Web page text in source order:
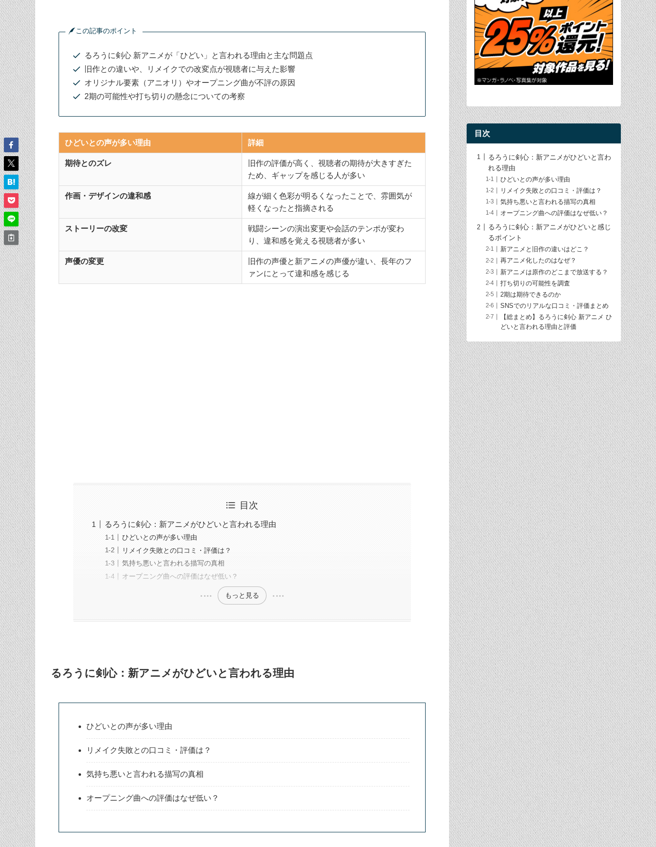
この記事のポイント
るろうに剣心 新アニメが「ひどい」と言われる理由と主な問題点
旧作との違いや、リメイクでの改変点が視聴者に与えた影響
オリジナル要素（アニオリ）やオープニング曲が不評の原因
2期の可能性や打ち切りの懸念についての考察
ひどいとの声が多い理由 詳細
期待とのズレ
旧作の評価が高く、視聴者の期待が大きすぎた
ため、ギャップを感じる人が多い
作画・デザインの違和感
線が細く色彩が明るくなったことで、雰囲気が
軽くなったと指摘される
ストーリーの改変
戦闘シーンの演出変更や会話のテンポが変わ
り、違和感を覚える視聴者が多い
声優の変更
旧作の声優と新アニメの声優が違い、長年のフ
ァンにとって違和感を感じる
目次
るろうに剣心：新アニメがひどいと言われる理由
ひどいとの声が多い理由
リメイク失敗との口コミ・評価は？
気持ち悪いと言われる描写の真相
オープニング曲への評価はなぜ低い？
もっと見る
るろうに剣心：新アニメがひどいと言われる理由
ひどいとの声が多い理由
リメイク失敗との口コミ・評価は？
気持ち悪いと言われる描写の真相
オープニング曲への評価はなぜ低い？
目次
るろうに剣心：新アニメがひどいと言わ
れる理由
ひどいとの声が多い理由
リメイク失敗との口コミ・評価は？
気持ち悪いと言われる描写の真相
オープニング曲への評価はなぜ低い？
るろうに剣心：新アニメがひどいと感じ
るポイント
新アニメと旧作の違いはどこ？
再アニメ化したのはなぜ？
新アニメは原作のどこまで放送する？
打ち切りの可能性を調査
2期は期待できるのか
SNSでのリアルな口コミ・評価まとめ
【総まとめ】るろうに剣心 新アニメ ひ
どいと言われる理由と評価